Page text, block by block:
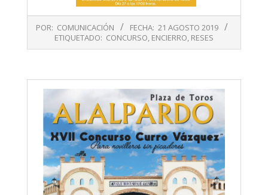
08-
21
POR: COMUNICACIÓN FECHA: 21 AGOSTO 2019
ETIQUETADO: CONCURSO, ENCIERRO, RESES